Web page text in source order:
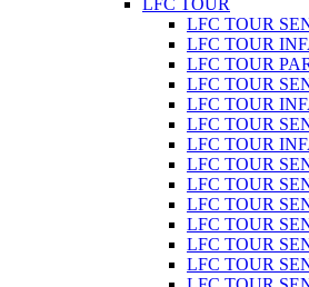
LFC TOUR
LFC TOUR
LFC TOUR
LFC TOUR
LFC TOUR
LFC TOUR
LFC TOUR
LFC TOUR
LFC TOUR
LFC TOUR
LFC TOUR
LFC TOUR
LFC TOUR
LFC TOUR